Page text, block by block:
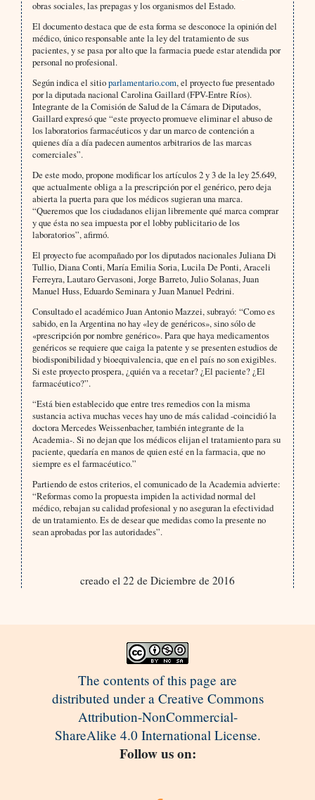
obras sociales, las prepagas y los organismos del Estado.
El documento destaca que de esta forma se desconoce la opinión del
médico, único responsable ante la ley del tratamiento de sus
pacientes, y se pasa por alto que la farmacia puede estar atendida por
personal no profesional.
Según indica el sitioparlamentario.com, el proyecto fue presentado
por la diputada nacional Carolina Gaillard (FPV-Entre Ríos).
Integrante de la Comisión de Salud de la Cámara de Diputados,
Gaillard expresó que “este proyecto promueve eliminar el abuso de
los laboratorios farmacéuticos y dar un marco de contención a
quienes día a día padecen aumentos arbitrarios de las marcas
comerciales”.
De este modo, propone modificar los artículos 2 y 3 de la ley 25.649,
que actualmente obliga a la prescripción por el genérico, pero deja
abierta la puerta para que los médicos sugieran una marca.
“Queremos que los ciudadanos elijan libremente qué marca comprar
y que ésta no sea impuesta por el lobby publicitario de los
laboratorios”, afirmó.
El proyecto fue acompañado por los diputados nacionales Juliana Di
Tullio, Diana Conti, María Emilia Soria, Lucila De Ponti, Araceli
Ferreyra, Lautaro Gervasoni, Jorge Barreto, Julio Solanas, Juan
Manuel Huss, Eduardo Seminara y Juan Manuel Pedrini.
Consultado el académico Juan Antonio Mazzei, subrayó: “Como es
sabido, en la Argentina no hay «ley de genéricos», sino sólo de
«prescripción por nombre genérico». Para que haya medicamentos
genéricos se requiere que caiga la patente y se presenten estudios de
biodisponibilidad y bioequivalencia, que en el país no son exigibles.
Si este proyecto prospera, ¿quién va a recetar? ¿El paciente? ¿El
farmacéutico?”.
“Está bien establecido que entre tres remedios con la misma
sustancia activa muchas veces hay uno de más calidad -coincidió la
doctora Mercedes Weissenbacher, también integrante de la
Academia-. Si no dejan que los médicos elijan el tratamiento para su
paciente, quedaría en manos de quien esté en la farmacia, que no
siempre es el farmacéutico.”
Partiendo de estos criterios, el comunicado de la Academia advierte:
“Reformas como la propuesta impiden la actividad normal del
médico, rebajan su calidad profesional y no aseguran la efectividad
de un tratamiento. Es de desear que medidas como la presente no
sean aprobadas por las autoridades”.
creado el 22 de Diciembre de 2016
The contents of this page are
distributed under a Creative Commons
Attribution-NonCommercial-
ShareAlike 4.0 International License.
Follow us on: